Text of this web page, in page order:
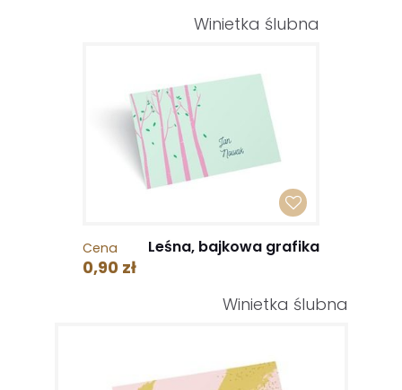
Winietka ślubna
Cena
0,90 zł
Leśna, bajkowa grafika
Winietka ślubna